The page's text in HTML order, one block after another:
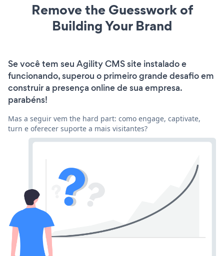
Remove the Guesswork of
Building Your Brand
Se você tem seu Agility CMS site instalado e
funcionando, superou o primeiro grande desafio em
construir a presença online de sua empresa.
parabéns!
Mas a seguir vem the hard part: como engage, captivate,
turn e oferecer suporte a mais visitantes?